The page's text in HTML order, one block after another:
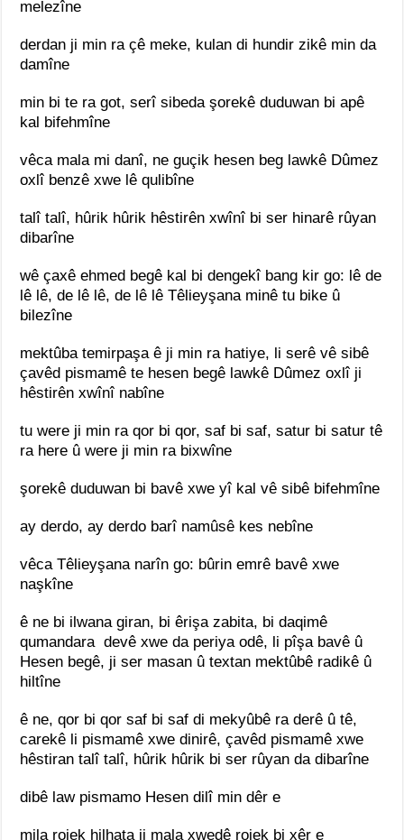
melezîne
derdan ji min ra çê meke, kulan di hundir zikê min da
damîne
min bi te ra got, serî sibeda şorekê duduwan bi apê
kal bifehmîne
vêca mala mi danî, ne guçik hesen beg lawkê Dûmez
oxlî benzê xwe lê qulibîne
talî talî, hûrik hûrik hêstirên xwînî bi ser hinarê rûyan
dibarîne
wê çaxê ehmed begê kal bi dengekî bang kir go: lê de
lê lê, de lê lê, de lê lê Têlieyşana minê tu bike û
bilezîne
mektûba temirpaşa ê ji min ra hatiye, li serê vê sibê
çavêd pismamê te hesen begê lawkê Dûmez oxlî ji
hêstirên xwînî nabîne
tu were ji min ra qor bi qor, saf bi saf, satur bi satur tê
ra here û were ji min ra bixwîne
şorekê duduwan bi bavê xwe yî kal vê sibê bifehmîne
ay derdo, ay derdo barî namûsê kes nebîne
vêca Têlieyşana narîn go: bûrin emrê bavê xwe
naşkîne
ê ne bi ilwana giran, bi êrişa zabita, bi daqimê
qumandara devê xwe da periya odê, li pîşa bavê û
Hesen begê, ji ser masan û textan mektûbê radikê û
hiltîne
ê ne, qor bi qor saf bi saf di mekyûbê ra derê û tê,
carekê li pismamê xwe dinirê, çavêd pismamê xwe
hêstiran talî talî, hûrik hûrik bi ser rûyan da dibarîne
dibê law pismamo Hesen dilî min dêr e
mila rojek hilhata ji mala xwedê rojek bi xêr e